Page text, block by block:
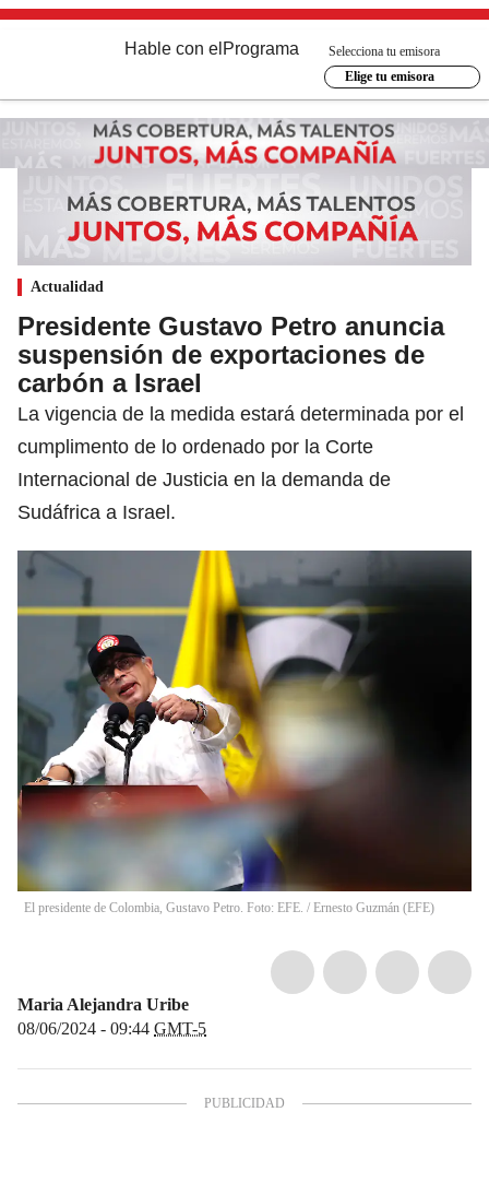
Hable con el Programa
Selecciona tu emisora
Elige tu emisora
Actualidad
Presidente Gustavo Petro anuncia
suspensión de exportaciones de
carbón a Israel
La vigencia de la medida estará determinada por el
cumplimento de lo ordenado por la Corte
Internacional de Justicia en la demanda de
Sudáfrica a Israel.
El presidente de Colombia, Gustavo Petro. Foto: EFE. / Ernesto Guzmán (EFE)
Maria Alejandra Uribe
08/06/2024 - 09:44 GMT-5